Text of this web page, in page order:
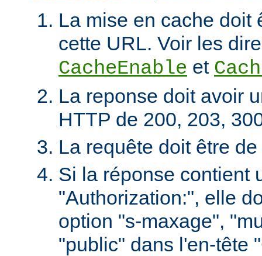
La mise en cache doit
cette URL. Voir les
CacheEnable et
La reponse doit avoir
HTTP de 200, 203,
La requête doit être
Si la réponse contient
"Authorization:", elle
option "s-maxage",
"public" dans l'en-tête